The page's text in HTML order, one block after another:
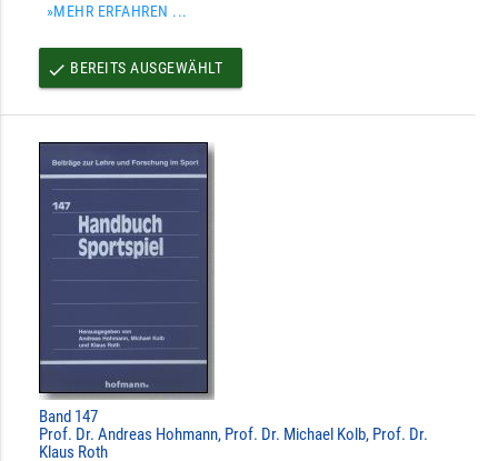
»MEHR ERFAHREN ...
done BEREITS AUSGEWÄHLT
Band 147
Prof. Dr. Andreas Hohmann, Prof. Dr. Michael Kolb, Prof. Dr.
Klaus Roth